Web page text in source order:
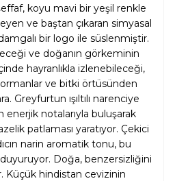
koyu mavi bir yeşil renkle
ve baştan çıkaran simyasal
bir logo ile süslenmiştir.
ve doğanın görkeminin
hayranlıkla izlenebileceği,
ve bitki örtüsünden
Greyfurtun ışıltılı narenciye
notalarıyla buluşarak
patlaması yaratıyor. Çekici
narin aromatik tonu, bu
duyuruyor. Doğa, benzersizliğini
Küçük hindistan cevizinin